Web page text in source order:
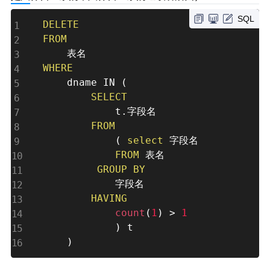
SQL
DELETE
FROM
WHERE
    dname
IN
(
SELECT
            t
.字段名
FROM
(
select
字段名
FROM 表名
GROUP
BY
            字段名
HAVING
count ( 1 ) >
1
)
t
)